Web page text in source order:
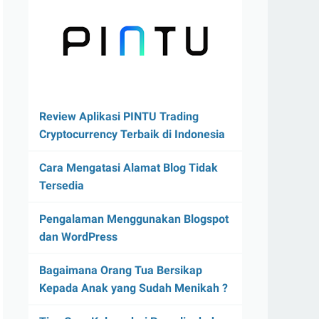
Review Aplikasi PINTU Trading
Cryptocurrency Terbaik di Indonesia
Cara Mengatasi Alamat Blog Tidak
Tersedia
Pengalaman Menggunakan Blogspot
dan WordPress
Bagaimana Orang Tua Bersikap
Kepada Anak yang Sudah Menikah ?